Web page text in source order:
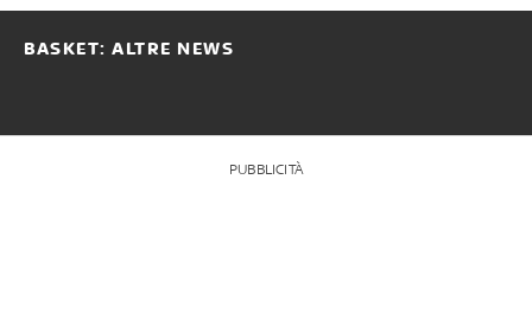
BASKET: ALTRE NEWS
PUBBLICITÀ